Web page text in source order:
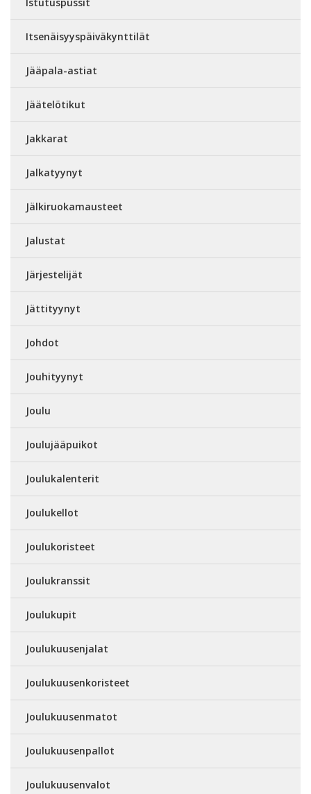
Itsenäisyyspäiväkynttilät
Jääpala-astiat
Jäätelötikut
Jakkarat
Jalkatyynyt
Jälkiruokamausteet
Jalustat
Järjestelijät
Jättityynyt
Johdot
Jouhityynyt
Joulu
Joulujääpuikot
Joulukalenterit
Joulukellot
Joulukoristeet
Joulukranssit
Joulukupit
Joulukuusenjalat
Joulukuusenkoristeet
Joulukuusenmatot
Joulukuusenpallot
Joulukuusenvalot